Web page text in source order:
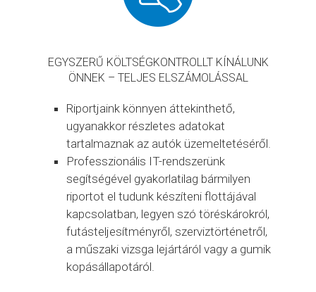
EGYSZERŰ KÖLTSÉGKONTROLLT KÍNÁLUNK
ÖNNEK – TELJES ELSZÁMOLÁSSAL
Riportjaink könnyen áttekinthető,
ugyanakkor részletes adatokat
tartalmaznak az autók üzemeltetéséről.
Professzionális IT-rendszerünk
segítségével gyakorlatilag bármilyen
riportot el tudunk készíteni flottájával
kapcsolatban, legyen szó töréskárokról,
futásteljesítményről, szerviztörténetről,
a műszaki vizsga lejártáról vagy a gumik
kopásállapotáról.